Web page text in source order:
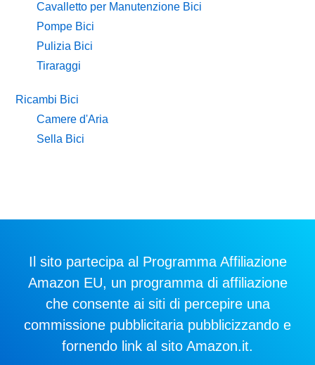
Cavalletto per Manutenzione Bici
Pompe Bici
Pulizia Bici
Tiraraggi
Ricambi Bici
Camere d'Aria
Sella Bici
Il sito partecipa al Programma Affiliazione
Amazon EU, un programma di affiliazione
che consente ai siti di percepire una
commissione pubblicitaria pubblicizzando e
fornendo link al sito Amazon.it.